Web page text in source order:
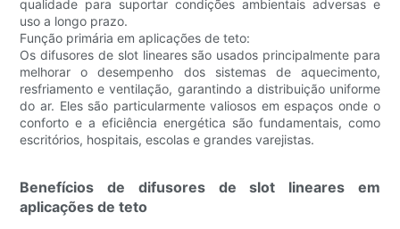
qualidade para suportar condições ambientais adversas e
uso a longo prazo.
Função primária em aplicações de teto:
Os difusores de slot lineares são usados ​​principalmente para
melhorar o desempenho dos sistemas de aquecimento,
resfriamento e ventilação, garantindo a distribuição uniforme
do ar. Eles são particularmente valiosos em espaços onde o
conforto e a eficiência energética são fundamentais, como
escritórios, hospitais, escolas e grandes varejistas.
Benefícios de difusores de slot lineares em
aplicações de teto